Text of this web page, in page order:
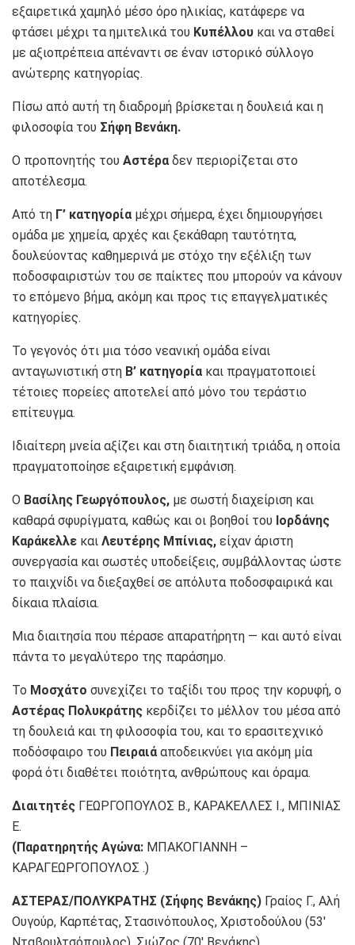
εξαιρετικά χαμηλό μέσο όρο ηλικίας, κατάφερε να
φτάσει μέχρι τα ημιτελικά του Κυπέλλου και να σταθεί
με αξιοπρέπεια απέναντι σε έναν ιστορικό σύλλογο
ανώτερης κατηγορίας.
Πίσω από αυτή τη διαδρομή βρίσκεται η δουλειά και η
φιλοσοφία του Σήφη Βενάκη.
Ο προπονητής του Αστέρα δεν περιορίζεται στο
αποτέλεσμα.
Από τη Γ’ κατηγορία μέχρι σήμερα, έχει δημιουργήσει
ομάδα με χημεία, αρχές και ξεκάθαρη ταυτότητα,
δουλεύοντας καθημερινά με στόχο την εξέλιξη των
ποδοσφαιριστών του σε παίκτες που μπορούν να κάνουν
το επόμενο βήμα, ακόμη και προς τις επαγγελματικές
κατηγορίες.
Το γεγονός ότι μια τόσο νεανική ομάδα είναι
ανταγωνιστική στη Β’ κατηγορία και πραγματοποιεί
τέτοιες πορείες αποτελεί από μόνο του τεράστιο
επίτευγμα.
Ιδιαίτερη μνεία αξίζει και στη διαιτητική τριάδα, η οποία
πραγματοποίησε εξαιρετική εμφάνιση.
Ο Βασίλης Γεωργόπουλος, με σωστή διαχείριση και
καθαρά σφυρίγματα, καθώς και οι βοηθοί του Ιορδάνης
Καράκελλε και Λευτέρης Μπίνιας, είχαν άριστη
συνεργασία και σωστές υποδείξεις, συμβάλλοντας ώστε
το παιχνίδι να διεξαχθεί σε απόλυτα ποδοσφαιρικά και
δίκαια πλαίσια.
Μια διαιτησία που πέρασε απαρατήρητη — και αυτό είναι
πάντα το μεγαλύτερο της παράσημο.
Το Μοσχάτο συνεχίζει το ταξίδι του προς την κορυφή, ο
Αστέρας Πολυκράτης κερδίζει το μέλλον του μέσα από
τη δουλειά και τη φιλοσοφία του, και το ερασιτεχνικό
ποδόσφαιρο του Πειραιά αποδεικνύει για ακόμη μία
φορά ότι διαθέτει ποιότητα, ανθρώπους και όραμα.
Διαιτητές ΓΕΩΡΓΟΠΟΥΛΟΣ Β., ΚΑΡΑΚΕΛΛΕΣ Ι., ΜΠΙΝΙΑΣ
Ε.
(Παρατηρητής Αγώνα: ΜΠΑΚΟΓΙΑΝΝΗ –
ΚΑΡΑΓΕΩΡΓΟΠΟΥΛΟΣ .)
ΑΣΤΕΡΑΣ/ΠΟΛΥΚΡΑΤΗΣ (Σήφης Βενάκης) Γραίος Γ., Αλή
Ουγούρ, Καρπέτας, Στασινόπουλος, Χριστοδούλου (53′